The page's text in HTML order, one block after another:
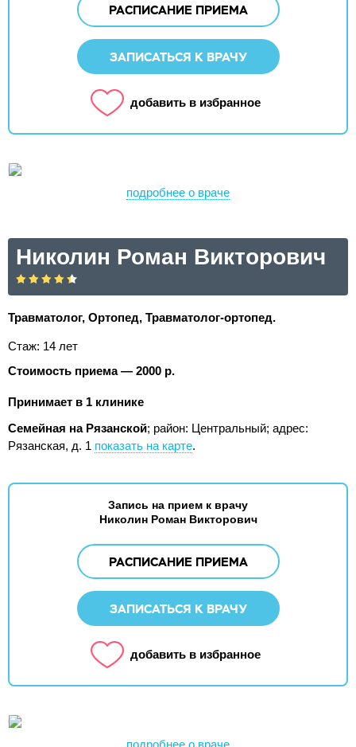
РАСПИСАНИЕ ПРИЕМА
ЗАПИСАТЬСЯ К ВРАЧУ
добавить в избранное
подробнее о враче
Николин Роман Викторович
Травматолог, Ортопед, Травматолог-ортопед.
Стаж: 14 лет
Стоимость приема — 2000 р.
Принимает в 1 клинике
Семейная на Рязанской; район: Центральный; адрес:
Рязанская, д. 1 показать на карте.
Запись на прием к врачу
Николин Роман Викторович
РАСПИСАНИЕ ПРИЕМА
ЗАПИСАТЬСЯ К ВРАЧУ
добавить в избранное
подробнее о враче